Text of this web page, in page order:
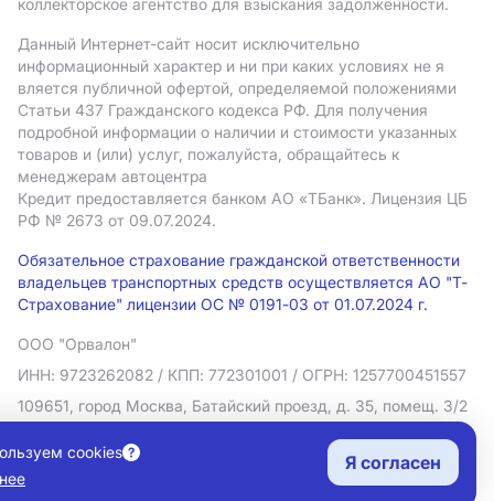
коллекторское агентство для взыскания задолженности.
Данный Интернет-сайт носит исключительно
информационный характер и ни при каких условиях не я
вляется публичной офертой, определяемой положениями
Статьи 437 Гражданского кодекса РФ. Для получения
подробной информации о наличии и стоимости указанных
товаров и (или) услуг, пожалуйста, обращайтесь к
менеджерам автоцентра
Кредит предоставляется банком АO «ТБанк». Лицензия ЦБ
РФ № 2673 от 09.07.2024.
Обязательное страхование гражданской ответственности
владельцев транспортных средств осуществляется АО "Т-
Страхование" лицензии ОС № 0191-03 от 01.07.2024 г.
ООО "Орвалон"
ИНН: 9723262082 / КПП: 772301001 / ОГРН: 1257700451557
109651, город Москва, Батайский проезд, д. 35, помещ. 3/2
Политика в отношении обработки персональных данных
Согласие на рекламную рассылку
Правовая информация
cookies
Я согласен